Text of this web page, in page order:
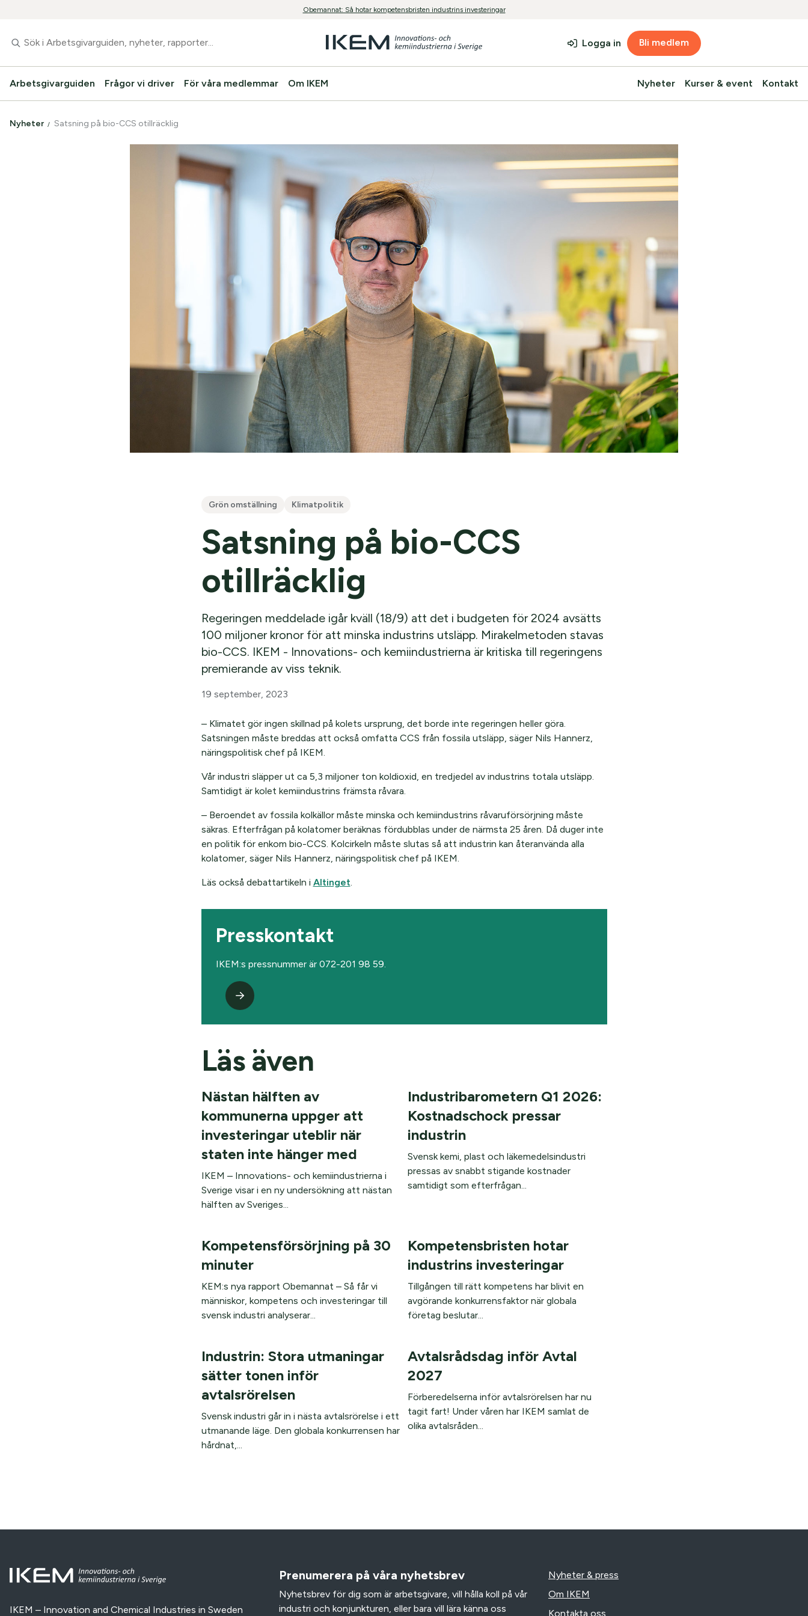
Obemannat: Så hotar kompetensbristen industrins investeringar
Arbetsgivarguiden Frågor vi driver För våra medlemmar Om IKEM Nyheter Kurser & event Kontakt
Logga in Bli medlem
Nyheter Satsning på bio-CCS otillräcklig
Grön omställning Klimatpolitik
Satsning på bio-CCS
otillräcklig
Regeringen meddelade igår kväll (18/9) att det i budgeten för 2024 avsätts
100 miljoner kronor för att minska industrins utsläpp. Mirakelmetoden stavas
bio-CCS. IKEM - Innovations- och kemiindustrierna är kritiska till regeringens
premierande av viss teknik.
19 september, 2023
– Klimatet gör ingen skillnad på kolets ursprung, det borde inte regeringen heller göra.
Satsningen måste breddas att också omfatta CCS från fossila utsläpp, säger Nils Hannerz,
näringspolitisk chef på IKEM.
Vår industri släpper ut ca 5,3 miljoner ton koldioxid, en tredjedel av industrins totala utsläpp.
Samtidigt är kolet kemiindustrins främsta råvara.
– Beroendet av fossila kolkällor måste minska och kemiindustrins råvaruförsörjning måste
säkras. Efterfrågan på kolatomer beräknas fördubblas under de närmsta 25 åren. Då duger inte
en politik för enkom bio-CCS. Kolcirkeln måste slutas så att industrin kan återanvända alla
kolatomer, säger Nils Hannerz, näringspolitisk chef på IKEM.
Läs också debattartikeln i Altinget.
Presskontakt
IKEM:s pressnummer är 072-201 98 59.
Läs även
Nästan hälften av
kommunerna uppger att
investeringar uteblir när
staten inte hänger med
IKEM – Innovations- och kemiindustrierna i
Sverige visar i en ny undersökning att nästan
hälften av Sveriges...
Industribarometern Q1 2026:
Kostnadschock pressar
industrin
Svensk kemi, plast och läkemedelsindustri
pressas av snabbt stigande kostnader
samtidigt som efterfrågan...
Kompetensförsörjning på 30
minuter
KEM:s nya rapport Obemannat – Så får vi
människor, kompetens och investeringar till
svensk industri analyserar...
Kompetensbristen hotar
industrins investeringar
Tillgången till rätt kompetens har blivit en
avgörande konkurrensfaktor när globala
företag beslutar...
Industrin: Stora utmaningar
sätter tonen inför
avtalsrörelsen
Svensk industri går in i nästa avtalsrörelse i ett
utmanande läge. Den globala konkurrensen har
hårdnat,...
Avtalsrådsdag inför Avtal
2027
Förberedelserna inför avtalsrörelsen har nu
tagit fart! Under våren har IKEM samlat de
olika avtalsråden...
IKEM – Innovation and Chemical Industries in Sweden
Prenumerera på våra nyhetsbrev
Nyhetsbrev för dig som är arbetsgivare, vill hålla koll på vår
industri och konjunkturen, eller bara vill lära känna oss
Nyheter & press
Om IKEM
Kontakta oss